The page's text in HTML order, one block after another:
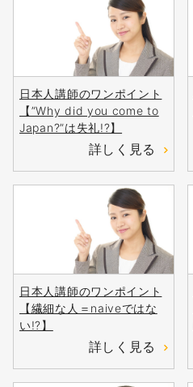
日本人講師のワンポイント
【”Why did you come to
Japan?”は失礼!?】
詳しく見る
日本人講師のワンポイント
【繊細な人＝naiveではな
い!?】
詳しく見る